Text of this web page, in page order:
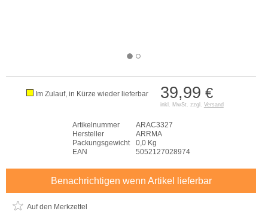
39,99 €
inkl. MwSt. zzgl. Versand
Im Zulauf, in Kürze wieder lieferbar
Artikelnummer
ARAC3327
Hersteller
ARRMA
Packungsgewicht
0,0 Kg
EAN
5052127028974
Benachrichtigen wenn Artikel lieferbar
Auf den Merkzettel